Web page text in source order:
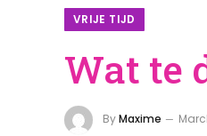
VRIJE TIJD
Wat te
ByMaxime